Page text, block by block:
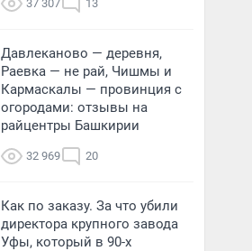
37 307 13
Давлеканово — деревня,
Раевка — не рай, Чишмы и
Кармаскалы — провинция с
огородами: отзывы на
райцентры Башкирии
32 969 20
Как по заказу. За что убили
директора крупного завода
Уфы, который в 90-х